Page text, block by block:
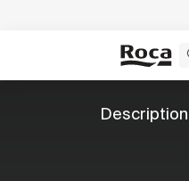
Description